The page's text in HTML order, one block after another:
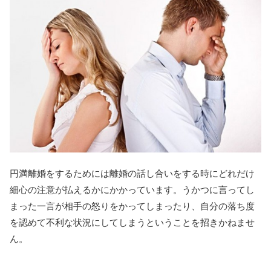
円満離婚をするためには離婚の話し合いをする時にどれだけ
細心の注意が払えるかにかかっています。うかつに言ってし
まった一言が相手の怒りをかってしまったり、自分の落ち度
を認めて不利な状況にしてしまうということを招きかねませ
ん。